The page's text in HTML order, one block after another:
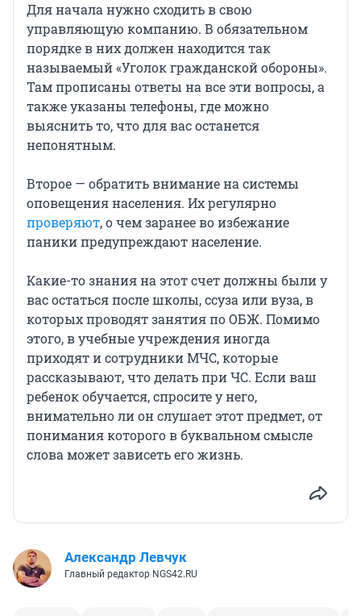
Для начала нужно сходить в свою
управляющую компанию. В обязательном
порядке в них должен находится так
называемый «Уголок гражданской обороны».
Там прописаны ответы на все эти вопросы, а
также указаны телефоны, где можно
выяснить то, что для вас останется
непонятным.
Второе — обратить внимание на системы
оповещения населения. Их регулярно
проверяют, о чем заранее во избежание
паники предупреждают население.
Какие-то знания на этот счет должны были у
вас остаться после школы, ссуза или вуза, в
которых проводят занятия по ОБЖ. Помимо
этого, в учебные учреждения иногда
приходят и сотрудники МЧС, которые
рассказывают, что делать при ЧС. Если ваш
ребенок обучается, спросите у него,
внимательно ли он слушает этот предмет, от
понимания которого в буквальном смысле
слова может зависеть его жизнь.
Александр Левчук
Главный редактор NGS42.RU